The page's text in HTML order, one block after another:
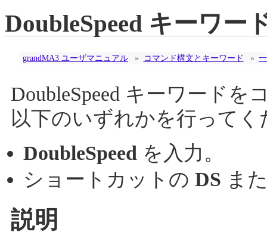
DoubleSpeed キーワー
grandMA3 ユーザマニュアル » コマンド構文とキーワード »
DoubleSpeed キーワード
以下のいずれかを行ってく
DoubleSpeed を入力。
ショートカットの DS ま
説明